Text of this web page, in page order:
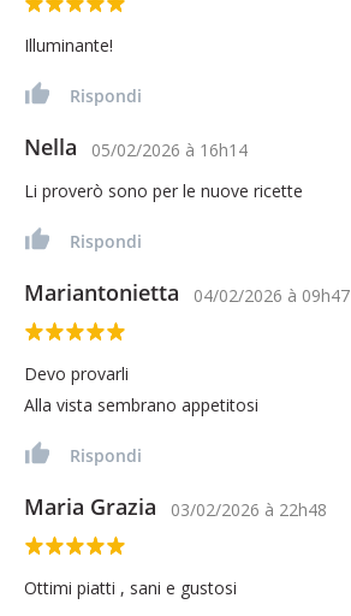
Illuminante!
Rispondi
Nella 05/02/2026 à 16h14
Li proverò sono per le nuove ricette
Rispondi
Mariantonietta 04/02/2026 à 09h47
Devo provarli
Alla vista sembrano appetitosi
Rispondi
Maria Grazia 03/02/2026 à 22h48
Ottimi piatti , sani e gustosi